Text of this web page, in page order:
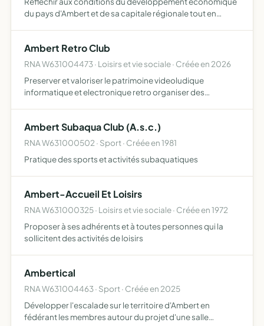
du pays d'Ambert et de sa capitale régionale tout en
régi…
Ambert Retro Club
RNA W631004473 · Loisirs et vie sociale · Créée en 2026
Preserver et valoriser le patrimoine videoludique
informatique et electronique retro organiser des
et me…
Ambert Subaqua Club (A.s.c.)
RNA W631000502 · Sport · Créée en 1981
Pratique des sports et activités subaquatiques
Ambert-Accueil Et Loisirs
RNA W631000325 · Loisirs et vie sociale · Créée en 1972
Proposer à ses adhérents et à toutes personnes qui la
sollicitent des activités de loisirs
Ambertical
RNA W631004463 · Sport · Créée en 2025
Développer l'escalade sur le territoire d'Ambert en
fédérant les membres autour du projet d'une salle